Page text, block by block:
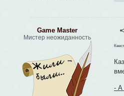
Game Master
Мистер неожиданность
- А